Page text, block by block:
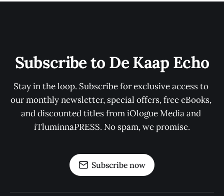
Subscribe to De Kaap Echo
Stay in the loop. Subscribe for exclusive access to
our monthly newsletter, special offers, free eBooks,
and discounted titles from iOlogue Media and
iTluminnaPRESS. No spam, we promise.
Subscribe now